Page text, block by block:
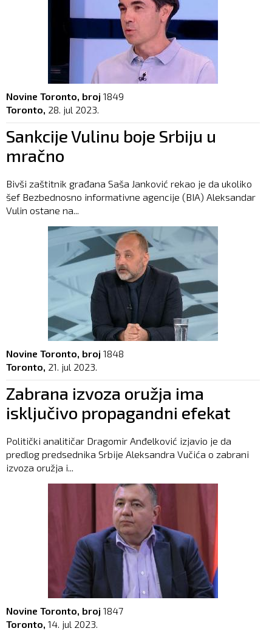
Novine Toronto, broj 1849
Toronto, 28. jul 2023.
Sankcije Vulinu boje Srbiju u
mračno
Bivši zaštitnik građana Saša Janković rekao je da ukoliko
šef Bezbednosno informativne agencije (BIA) Aleksandar
Vulin ostane na...
Novine Toronto, broj 1848
Toronto, 21. jul 2023.
Zabrana izvoza oružja ima
isključivo propagandni efekat
Politički analitičar Dragomir Anđelković izjavio je da
predlog predsednika Srbije Aleksandra Vučića o zabrani
izvoza oružja i...
Novine Toronto, broj 1847
Toronto, 14. jul 2023.